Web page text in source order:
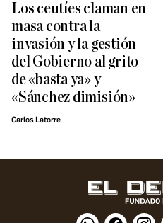
Los ceutíes claman en
masa contra la
invasión y la gestión
del Gobierno al grito
de «basta ya» y
«Sánchez dimisión»
Carlos Latorre